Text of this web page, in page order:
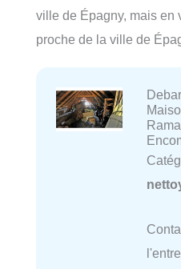
ville de Épagny, mais en
proche de la ville de